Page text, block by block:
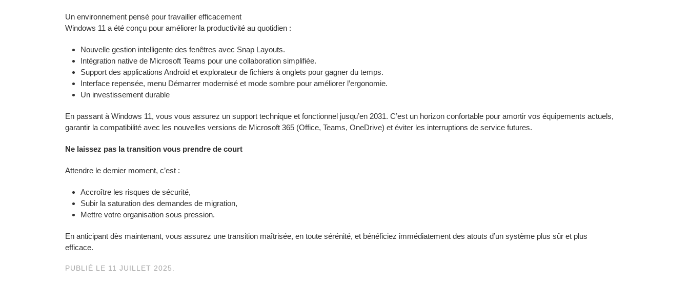
Un environnement pensé pour travailler efficacement
Windows 11 a été conçu pour améliorer la productivité au quotidien :
Nouvelle gestion intelligente des fenêtres avec Snap Layouts.
Intégration native de Microsoft Teams pour une collaboration simplifiée.
Support des applications Android et explorateur de fichiers à onglets pour gagner du temps.
Interface repensée, menu Démarrer modernisé et mode sombre pour améliorer l’ergonomie.
Un investissement durable
En passant à Windows 11, vous vous assurez un support technique et fonctionnel jusqu’en 2031. C’est un horizon confortable pour amortir vos équipements actuels,
garantir la compatibilité avec les nouvelles versions de Microsoft 365 (Office, Teams, OneDrive) et éviter les interruptions de service futures.
Ne laissez pas la transition vous prendre de court
Attendre le dernier moment, c’est :
Accroître les risques de sécurité,
Subir la saturation des demandes de migration,
Mettre votre organisation sous pression.
En anticipant dès maintenant, vous assurez une transition maîtrisée, en toute sérénité, et bénéficiez immédiatement des atouts d’un système plus sûr et plus
efficace.
PUBLIÉ LE 11 JUILLET 2025